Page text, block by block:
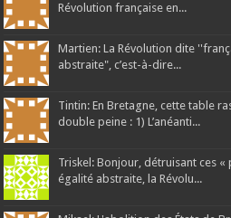
Révolution française en...
Martien: La Révolution dite
abstraite", c’est-à-dire...
Tintin: En Bretagne, cette table
double peine : 1) L’anéanti...
Triskel: Bonjour, détruisant ces «
égalité abstraite, la Révolu...